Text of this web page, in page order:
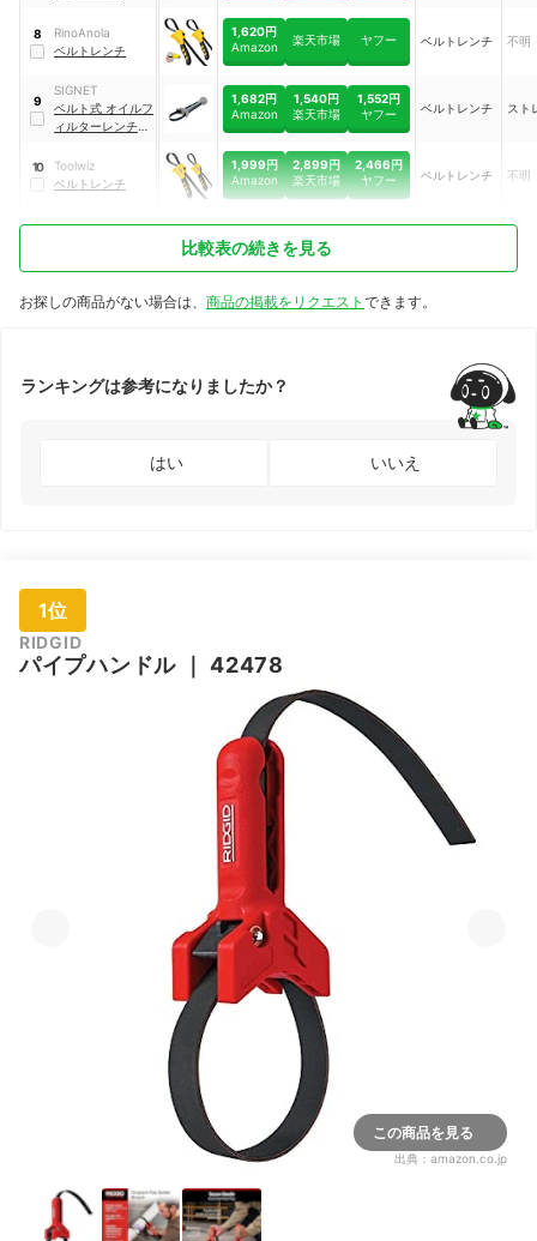
8
RinoAnola
ベルトレンチ
1,620円
Amazon
楽天市場 ヤフー ベルトレンチ 不明
9
SIGNET
ベルト式 オイルフ
ィルターレンチ
1,682円
Amazon
1,540円
楽天市場
1,552円
ヤフー
ベルトレンチ スト
10
Toolwiz
ベルトレンチ
1,999円
Amazon
2,899円
楽天市場
2,466円
ヤフー
ベルトレンチ 不明
比較表の続きを見る
お探しの商品がない場合は、 商品の掲載をリクエスト できます。
ランキングは参考になりましたか？
はい いいえ
1位
RIDGID
パイプハンドル ｜42478
この商品を見る
出典： amazon.co.jp